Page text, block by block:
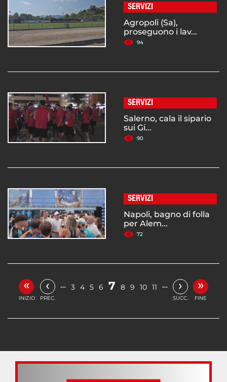
SERVIZI
Agropoli (Sa),
proseguono i lav...
94
SERVIZI
Salerno, cala il sipario
sui Gi...
90
SERVIZI
Napoli, bagno di folla
per Alem...
72
«
INIZIO
‹
PREC.
… 3 4 5 6 7 8 9 10 11 … ›
SUCC.
»
FINE